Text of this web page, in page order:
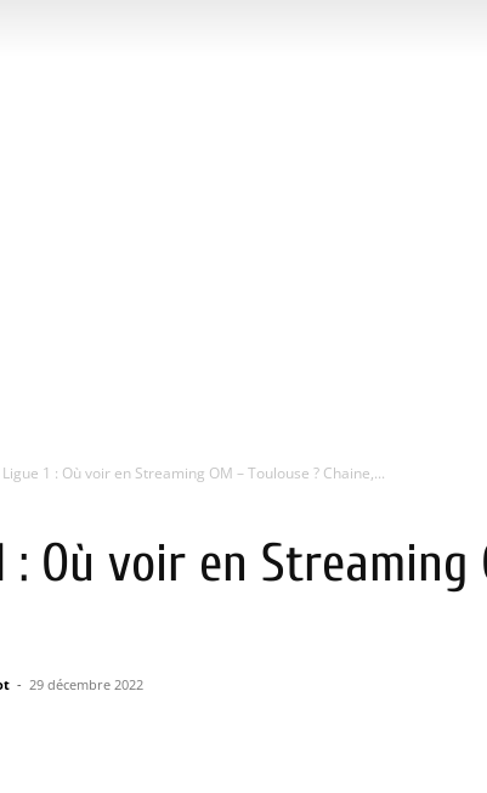
Ligue 1 : Où voir en Streaming OM – Toulouse ? Chaine,...
: Où voir en
- 29 décembre 2022